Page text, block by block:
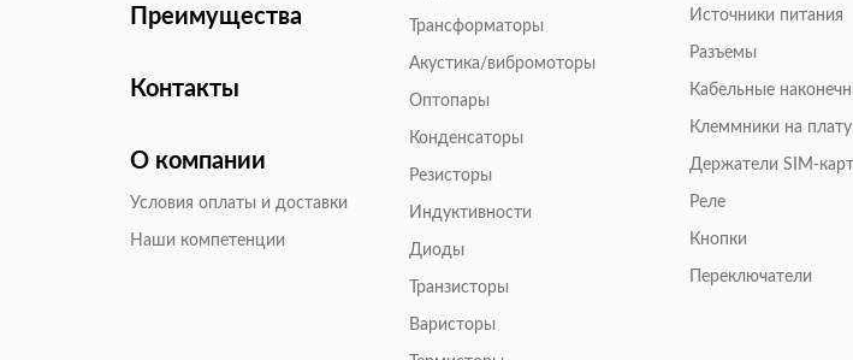
Преимущества
Контакты
О компании
Условия оплаты и доставки
Наши компетенции
Трансформаторы
Акустика/вибромоторы
Оптопары
Конденсаторы
Резисторы
Индуктивности
Диоды
Транзисторы
Варисторы
Источники питания
Разъемы
Кабельные
Клеммники на плату
Держатели SIM-
Реле
Кнопки
Переключатели